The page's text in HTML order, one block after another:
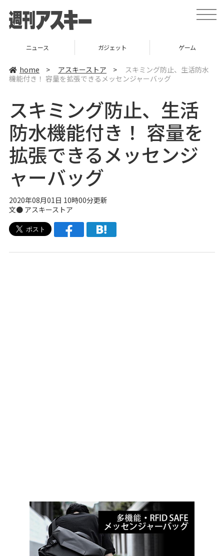
t
o
v
ニュース ガジェット ゲーム
home > アスキーストア >
スキミング防止、生活防水
機能付き！ 容量を拡張できるメッセンジャーバッグ
スキミング防止、生活
防水機能付き！ 容量を
拡張できるメッセンジ
ャーバッグ
2020年08月01日 10時00分更新
文● アスキーストア